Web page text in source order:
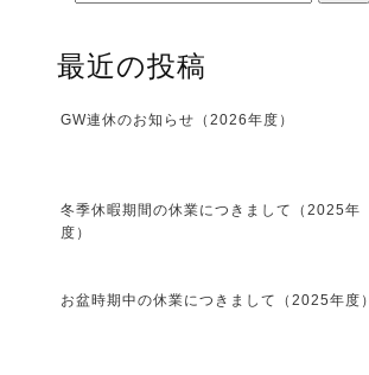
最近の投稿
GW連休のお知らせ（2026年度）
冬季休暇期間の休業につきまして（2025年
度）
お盆時期中の休業につきまして（2025年度）